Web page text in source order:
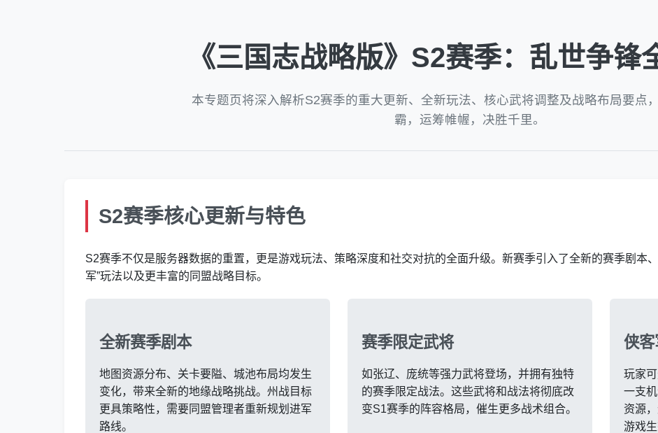
《三国志战略版》S2赛季：乱世争锋
本专题页将深入解析S2赛季的重大更新、全新玩法、核心武将调整及战略布局要点
霸，运筹帷幄，决胜千里。
S2赛季核心更新与特色
S2赛季不仅是服务器数据的重置，更是游戏玩法、策略深度和社交对抗的全面升级。新赛季引入了全新的赛季剧本
军”玩法以及更丰富的同盟战略目标。
全新赛季剧本
地图资源分布、关卡要隘、城池布局均发生
变化，带来全新的地缘战略挑战。州战目标
更具策略性，需要同盟管理者重新规划进军
路线。
赛季限定武将
如张辽、庞统等强力武将登场，并拥有独特
的赛季限定战法。这些武将和战法将彻底改
变S1赛季的阵容格局，催生更多战术组合。
侠
玩家
一支
资源
游戏生